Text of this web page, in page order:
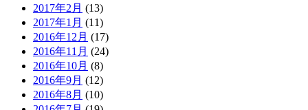
2017年2月 (13)
2017年1月 (11)
2016年12月 (17)
2016年11月 (24)
2016年10月 (8)
2016年9月 (12)
2016年8月 (10)